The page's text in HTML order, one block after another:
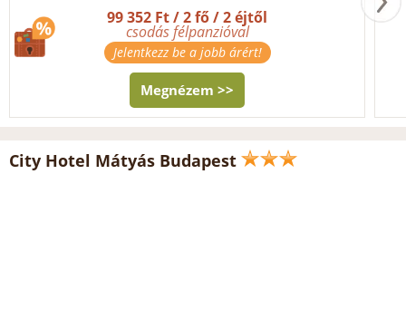
99 352 Ft / 2 fő / 2 éjtől
csodás félpanzióval
Jelentkezz be a jobb árért!
Megnézem >>
City Hotel Mátyás Budapest